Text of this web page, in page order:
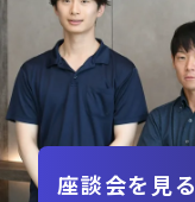
座談会を見る